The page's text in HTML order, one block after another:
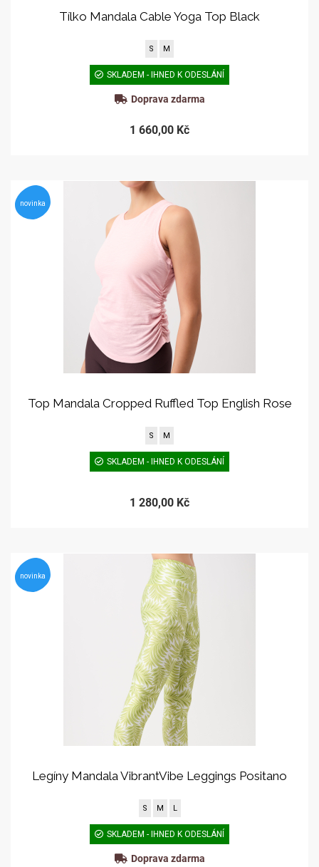
Tílko Mandala Cable Yoga Top Black
S M
SKLADEM - IHNED K ODESLÁNÍ
Doprava zdarma
1 660,00 Kč
novinka
Top Mandala Cropped Ruffled Top English Rose
S M
SKLADEM - IHNED K ODESLÁNÍ
1 280,00 Kč
novinka
Legíny Mandala VibrantVibe Leggings Positano
S M L
SKLADEM - IHNED K ODESLÁNÍ
Doprava zdarma